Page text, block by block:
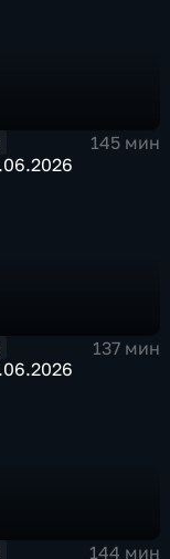
145 мин
137 мин
144 мин